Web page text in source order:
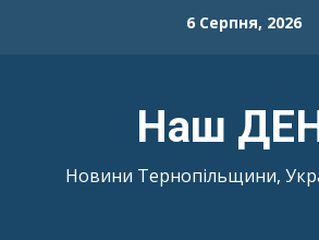
6 Серпня, 2026
Наш
Новини Тернопільщини,